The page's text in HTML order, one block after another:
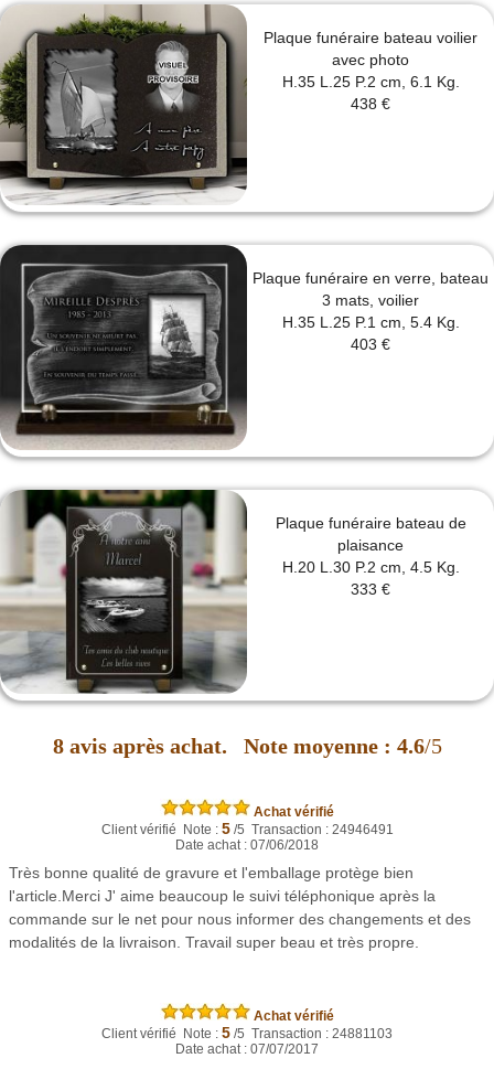
Plaque funéraire bateau voilier
avec photo
H.35 L.25 P.2 cm, 6.1 Kg.
438 €
Plaque funéraire en verre, bateau
3 mats, voilier
H.35 L.25 P.1 cm, 5.4 Kg.
403 €
Plaque funéraire bateau de
plaisance
H.20 L.30 P.2 cm, 4.5 Kg.
333 €
8 avis après achat. Note moyenne : 4.6/5
Achat vérifié
Client vérifié Note : 5/5 Transaction : 24946491
Date achat : 07/06/2018
Très bonne qualité de gravure et l'emballage protège bien
l'article.Merci J' aime beaucoup le suivi téléphonique après la
commande sur le net pour nous informer des changements et des
modalités de la livraison. Travail super beau et très propre.
Achat vérifié
Client vérifié Note : 5 /5 Transaction : 24881103
Date achat : 07/07/2017